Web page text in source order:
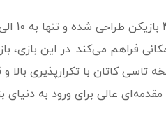
را در هر مکانی فراهم می‌کند. در این
کاتان با تکرارپذیری بالا و
عالی برای ورود به دنیای